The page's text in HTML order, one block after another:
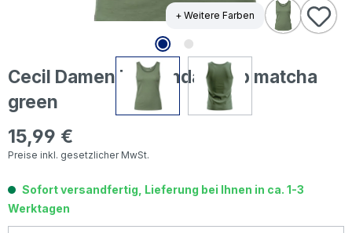
+ Weitere Farben
Cecil Damen Top Linda deep matcha
green
Regulärer Preis:
15,99 €
Preise inkl. gesetzlicher MwSt.
Sofort versandfertig, Lieferung bei Ihnen in ca. 1-3
Werktagen